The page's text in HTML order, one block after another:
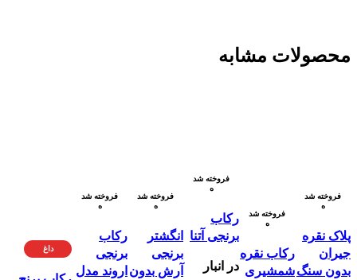
محصولات مشابه
فروخته شد
ه
پلاک نقره
جیران
بدون سنگ
فروخته شد
ه
رکاب نقره
شمشیری
فروخته شد
ه
رکاب
برنجی آتنا
در انبار
فروخته شد
ه
انگشتر
برنجی
آرش بدون
فروخته شد
ه
رکاب
برنجی
اروند مدل
داغ